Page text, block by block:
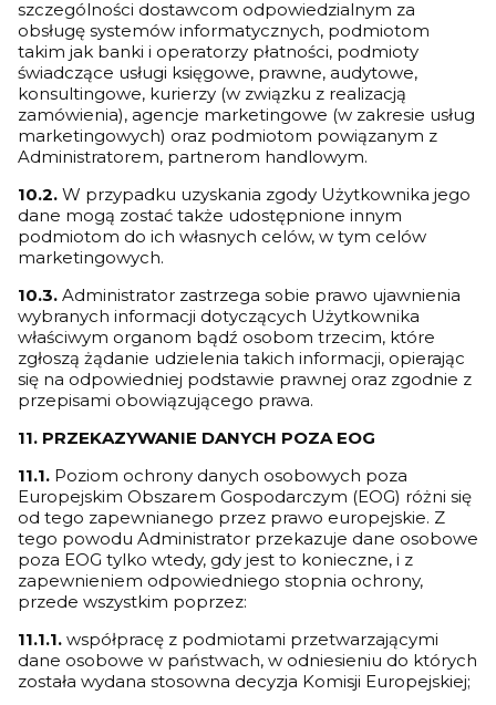
szczególności dostawcom odpowiedzialnym za
obsługę systemów informatycznych, podmiotom
takim jak banki i operatorzy płatności, podmioty
świadczące usługi księgowe, prawne, audytowe,
konsultingowe, kurierzy (w związku z realizacją
zamówienia), agencje marketingowe (w zakresie usług
marketingowych) oraz podmiotom powiązanym z
Administratorem, partnerom handlowym.
10.2. W przypadku uzyskania zgody Użytkownika jego
dane mogą zostać także udostępnione innym
podmiotom do ich własnych celów, w tym celów
marketingowych.
10.3. Administrator zastrzega sobie prawo ujawnienia
wybranych informacji dotyczących Użytkownika
właściwym organom bądź osobom trzecim, które
zgłoszą żądanie udzielenia takich informacji, opierając
się na odpowiedniej podstawie prawnej oraz zgodnie z
przepisami obowiązującego prawa.
11. PRZEKAZYWANIE DANYCH POZA EOG
11.1. Poziom ochrony danych osobowych poza
Europejskim Obszarem Gospodarczym (EOG) różni się
od tego zapewnianego przez prawo europejskie. Z
tego powodu Administrator przekazuje dane osobowe
poza EOG tylko wtedy, gdy jest to konieczne, i z
zapewnieniem odpowiedniego stopnia ochrony,
przede wszystkim poprzez:
11.1.1. współpracę z podmiotami przetwarzającymi
dane osobowe w państwach, w odniesieniu do których
została wydana stosowna decyzja Komisji Europejskiej;